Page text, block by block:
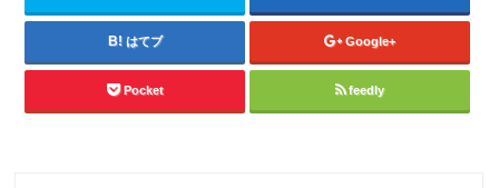
はてブ Google+
Pocket feedly